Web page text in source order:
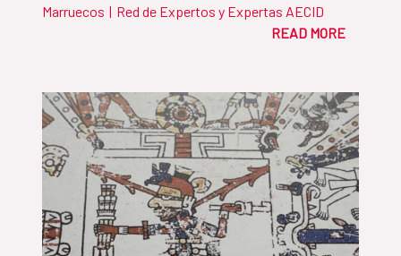
Marruecos | Red de Expertos y Expertas AECID
READ MORE